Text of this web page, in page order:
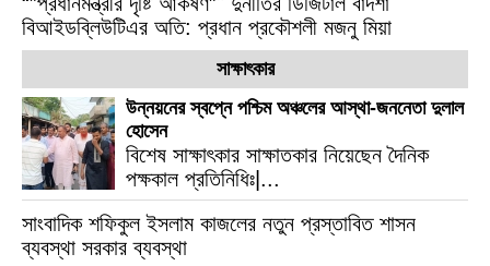
বিআইডব্লিউটিএর অতি: প্রধান প্রকৌশলী মজনু মিয়া
সাক্ষাৎকার
উন্নয়নের স্বপ্নে পশ্চিম অঞ্চলের আস্থা-জননেতা দুলাল
হোসেন
বিশেষ সাক্ষাৎকার সাক্ষাতকার নিয়েছেন দৈনিক
পক্ষকাল প্রতিনিধিঃ|...
সাংবাদিক শফিকুল ইসলাম কাজলের নতুন প্রস্তাবিত শাসন
ব্যবস্থা সরকার ব্যবস্থা